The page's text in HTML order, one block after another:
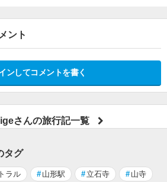
ント
ンしてコメントを書く
さんの旅行記一覧
タグ
ラル # 山形駅 # 立石寺 # 山寺